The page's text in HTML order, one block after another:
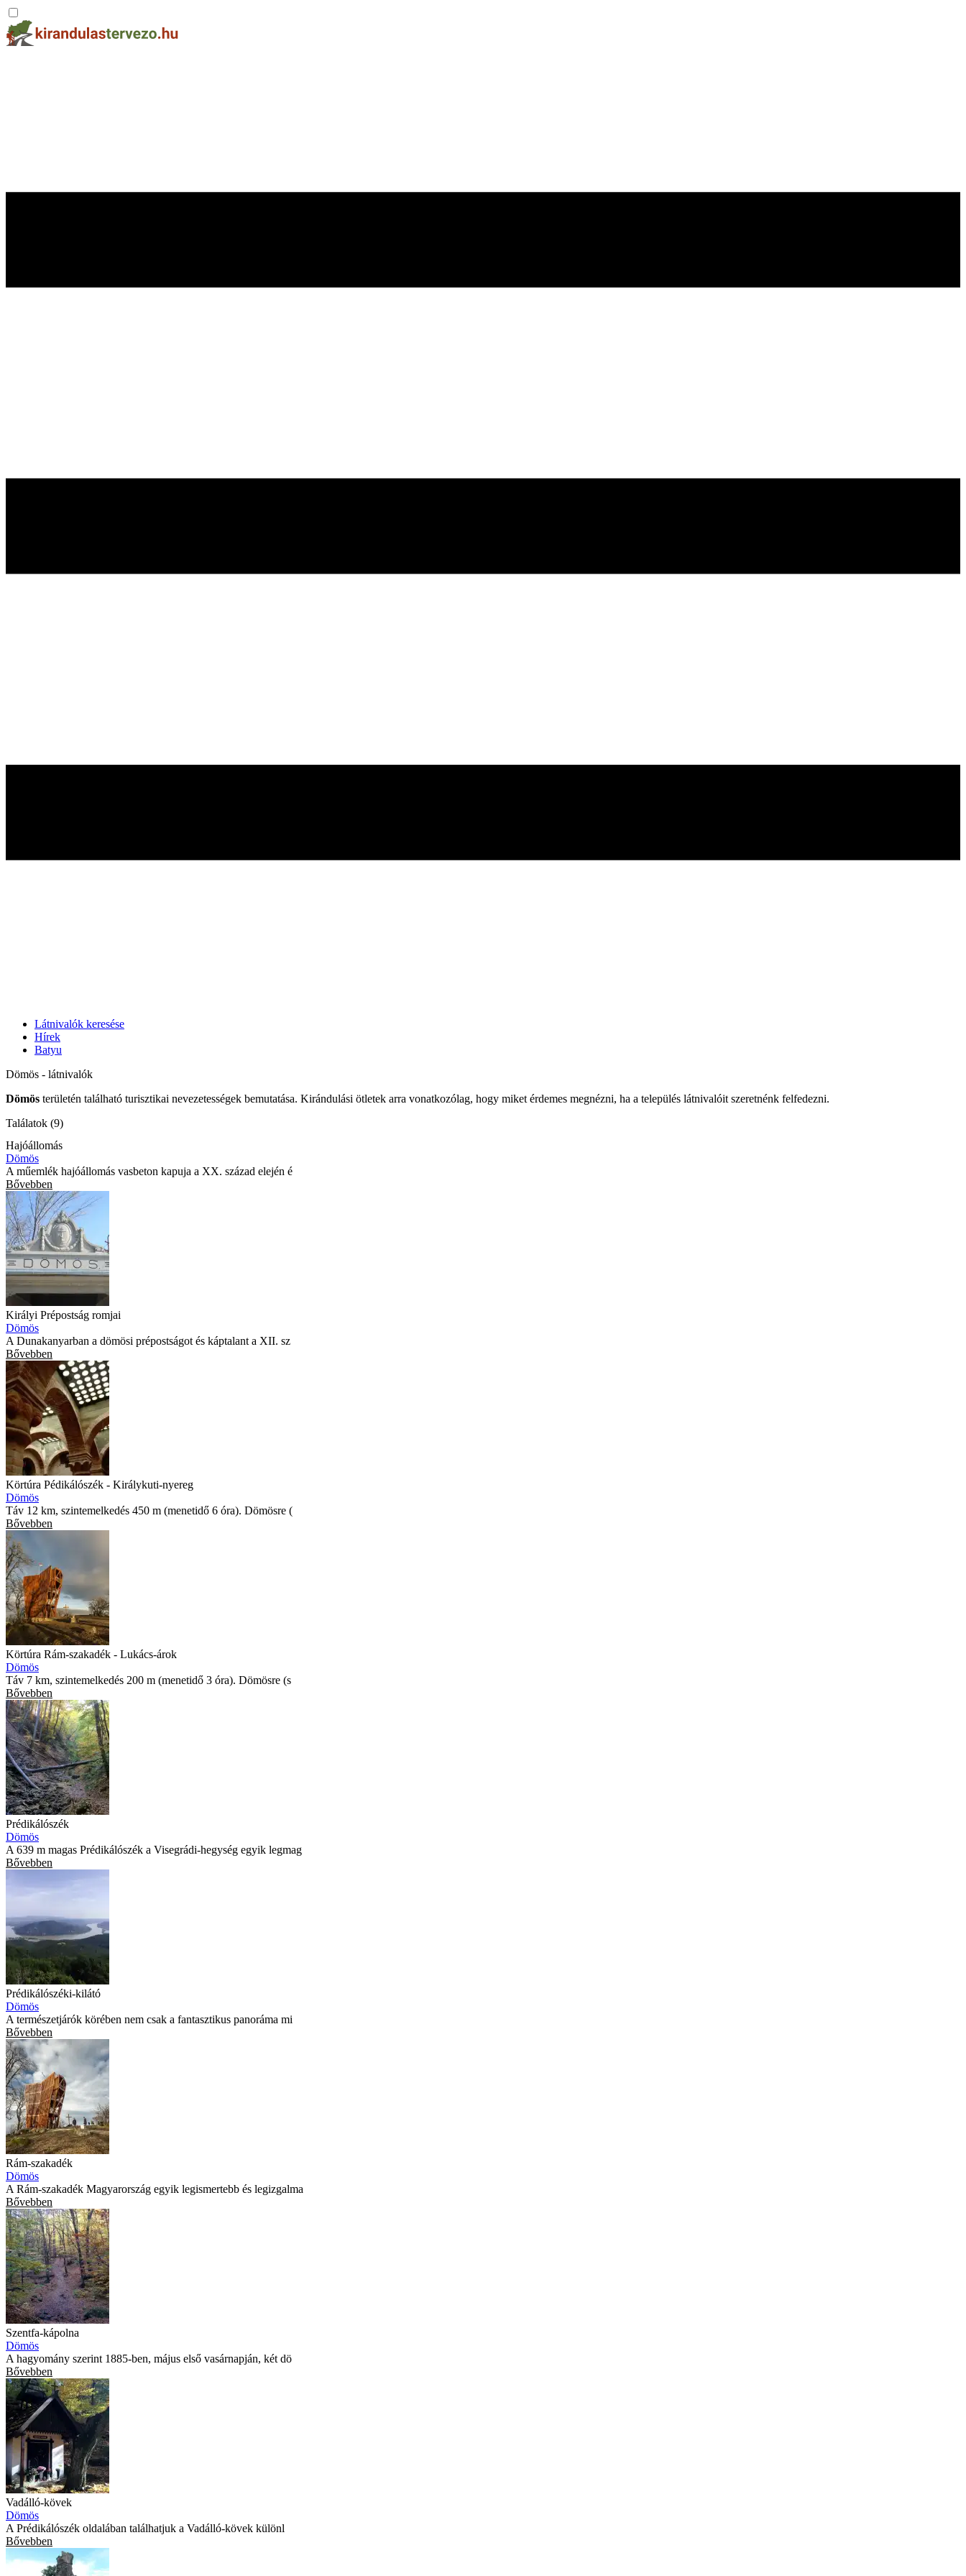
Látnivalók keresése
Hírek
Batyu
Dömös - látnivalók
Dömös területén található turisztikai nevezetességek bemutatása. Kirándulási ötletek arra vonatkozólag, hogy miket érdemes megnézni, ha a település látnivalóit szeretnénk felfedezni.
Találatok (9)
Hajóállomás
Dömös
A műemlék hajóállomás vasbeton kapuja a XX. század elején é
Bővebben
Királyi Prépostság romjai
Dömös
A Dunakanyarban a dömösi prépostságot és káptalant a XII. sz
Bővebben
Körtúra Pédikálószék - Királykuti-nyereg
Dömös
Táv 12 km, szintemelkedés 450 m (menetidő 6 óra). Dömösre (
Bővebben
Körtúra Rám-szakadék - Lukács-árok
Dömös
Táv 7 km, szintemelkedés 200 m (menetidő 3 óra). Dömösre (s
Bővebben
Prédikálószék
Dömös
A 639 m magas Prédikálószék a Visegrádi-hegység egyik legmag
Bővebben
Prédikálószéki-kilátó
Dömös
A természetjárók körében nem csak a fantasztikus panoráma mi
Bővebben
Rám-szakadék
Dömös
A Rám-szakadék Magyarország egyik legismertebb és legizgalma
Bővebben
Szentfa-kápolna
Dömös
A hagyomány szerint 1885-ben, május első vasárnapján, két dö
Bővebben
Vadálló-kövek
Dömös
A Prédikálószék oldalában találhatjuk a Vadálló-kövek különl
Bővebben